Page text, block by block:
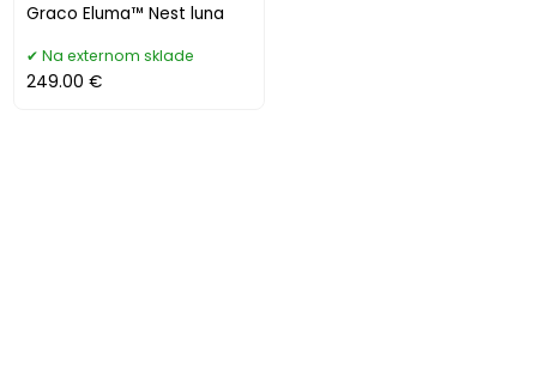
Graco Eluma™ Nest luna
Na externom sklade
249.00 €